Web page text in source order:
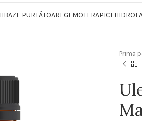
BAZE PURTĂTOAREGEMOTERAPICE
Prima